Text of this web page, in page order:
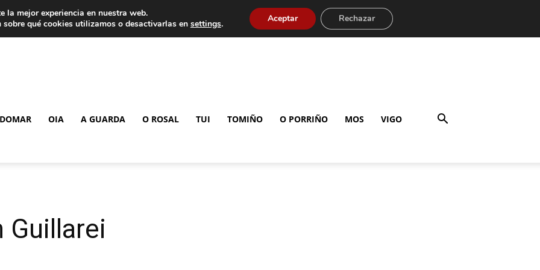
OIA A GUARDA O ROSAL TUI TOMIÑO O PORRIÑO MOS VIGO
Guillarei
la mejor experiencia en nuestra web.
qué cookies utilizamos o desactivarlas en settings. Aceptar Rechazar